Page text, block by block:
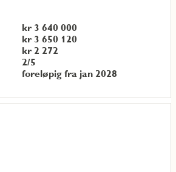
kr 3 640 000
kr 3 650 120
kr 2 272
2/5
foreløpig fra jan 2028